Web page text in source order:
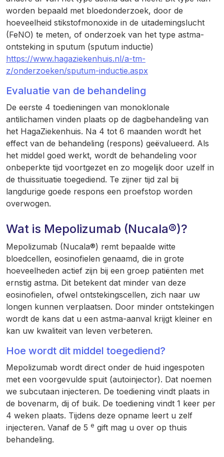
worden bepaald met bloedonderzoek, door de
hoeveelheid stikstofmonoxide in de uitademingslucht
(FeNO) te meten, of onderzoek van het type astma-
ontsteking in sputum (sputum inductie)
https://www.hagaziekenhuis.nl/a-tm-
z/onderzoeken/sputum-inductie.aspx
Evaluatie van de behandeling
De eerste 4 toedieningen van monoklonale
antilichamen vinden plaats op de dagbehandeling van
het HagaZiekenhuis. Na 4 tot 6 maanden wordt het
effect van de behandeling (respons) geëvalueerd. Als
het middel goed werkt, wordt de behandeling voor
onbeperkte tijd voortgezet en zo mogelijk door uzelf in
de thuissituatie toegediend. Te zijner tijd zal bij
langdurige goede respons een proefstop worden
overwogen.
Wat is Mepolizumab (Nucala®)?
Mepolizumab (Nucala®) remt bepaalde witte
bloedcellen, eosinofielen genaamd, die in grote
hoeveelheden actief zijn bij een groep patiënten met
ernstig astma. Dit betekent dat minder van deze
eosinofielen, ofwel ontstekingscellen, zich naar uw
longen kunnen verplaatsen. Door minder ontstekingen
wordt de kans dat u een astma-aanval krijgt kleiner en
kan uw kwaliteit van leven verbeteren.
Hoe wordt dit middel toegediend?
Mepolizumab wordt direct onder de huid ingespoten
met een voorgevulde spuit (autoinjector). Dat noemen
we subcutaan injecteren. De toediening vindt plaats in
de bovenarm, dij of buik. De toediening vindt 1 keer per
4 weken plaats. Tijdens deze opname leert u zelf
injecteren. Vanaf de 5 e gift mag u over op thuis
behandeling.